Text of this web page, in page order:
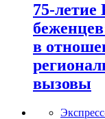
75-летие
в
вызовы